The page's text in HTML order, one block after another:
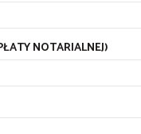
NOTARIALNEJ)